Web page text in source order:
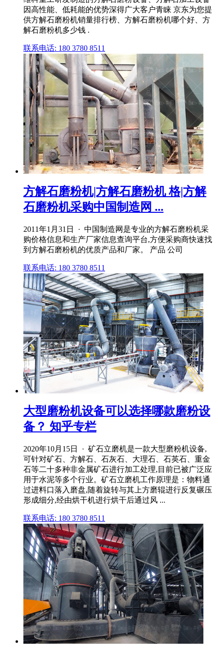
因高性能、低耗能的优势深得广大客户青睐 京东为您提
供方解石磨粉机销量排行榜、方解石磨粉机哪个好、方
解石磨粉机多少钱 .
联系电话: 180 3780 8511
方解石磨粉机|方解石磨粉机 格|方解
石磨粉机采购中国制造网 ...
2011年1月31日 · 中国制造网是专业的方解石磨粉机采
购价格信息和生产厂家信息查询平台,方便采购商快速找
到方解石磨粉机的优质产品和厂家。 产品 公司
联系电话: 180 3780 8511
大型磨粉机设备可以选择哪款磨粉设
备？ 知乎专栏
2020年10月15日 · 矿石立磨机是一款大型磨粉机设备,
可针对矿石、方解石、石灰石、大理石、石英石、重金
石等二十多种非金属矿石进行加工处理,目前已被广泛应
用于水泥等多个行业。矿石立磨机工作原理是：物料通
过进料口落入磨盘,随着旋转与其上方磨辊进行反复碾压
形成细分,经由烘干机进行烘干后通过风 ...
联系电话: 180 3780 8511